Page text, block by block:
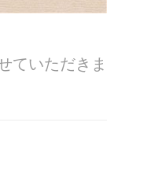
ていただきま